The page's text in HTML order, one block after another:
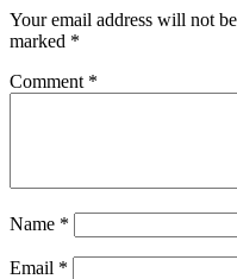
Your email address will not
marked *
Comment *
Name *
Email *